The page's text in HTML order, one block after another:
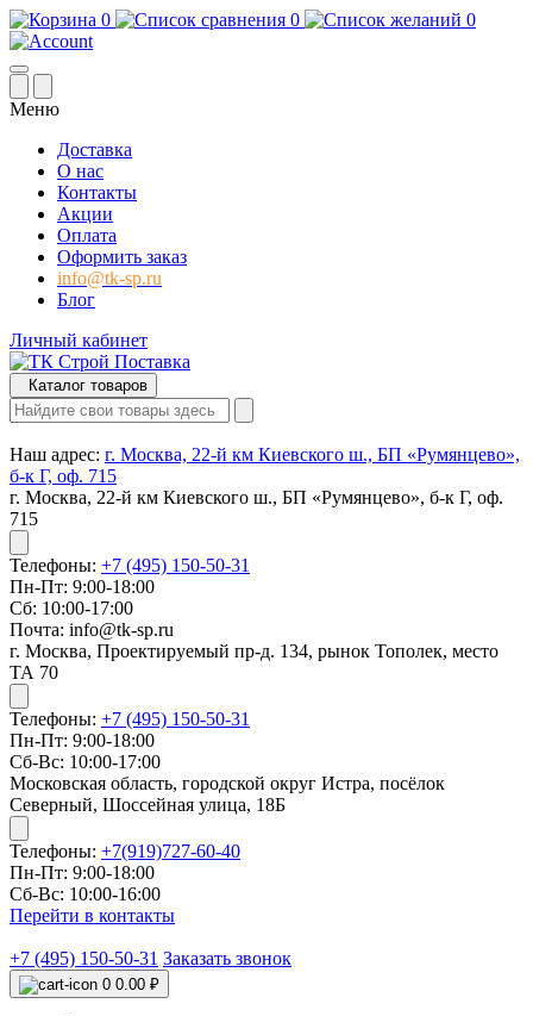
0 0 0
Меню
Доставка
О нас
Контакты
Акции
Оплата
Оформить заказ
info@tk-sp.ru
Блог
Личный кабинет
Каталог товаров
Наш адрес: г. Москва, 22-й км Киевского ш., БП «Румянцево»,
б-к Г, оф. 715
г. Москва, 22-й км Киевского ш., БП «Румянцево», б-к Г, оф.
715
Телефоны: +7 (495) 150-50-31
Пн-Пт: 9:00-18:00
Сб: 10:00-17:00
Почта: info@tk-sp.ru
г. Москва, Проектируемый пр-д. 134, рынок Тополек, место
ТА 70
Телефоны: +7 (495) 150-50-31
Пн-Пт: 9:00-18:00
Сб-Вс: 10:00-17:00
Московская область, городской округ Истра, посёлок
Северный, Шоссейная улица, 18Б
Телефоны: +7(919)727-60-40
Пн-Пт: 9:00-18:00
Сб-Вс: 10:00-16:00
Перейти в контакты
+7 (495) 150-50-31 Заказать звонок
0 0.00 ₽